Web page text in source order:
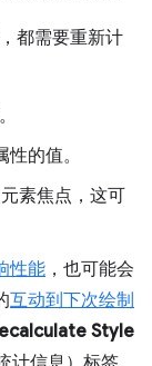
都需要重新计
的值。
素焦点，这可
性能 ，也可能会
互动到下次绘制
Style